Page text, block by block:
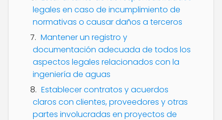
legales en caso de incumplimiento de
normativas o causar daños a terceros
Mantener un registro y
documentación adecuada de todos los
aspectos legales relacionados con la
ingeniería de aguas
Establecer contratos y acuerdos
claros con clientes, proveedores y otras
partes involucradas en proyectos de